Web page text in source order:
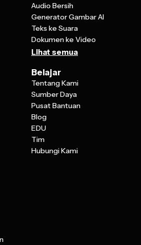
Audio Bersih
Generator Gambar AI
Teks ke Suara
Dokumen ke Video
Lihat semua
Belajar
Tentang Kami
Sumber Daya
Pusat Bantuan
Blog
EDU
Tim
Hubungi Kami